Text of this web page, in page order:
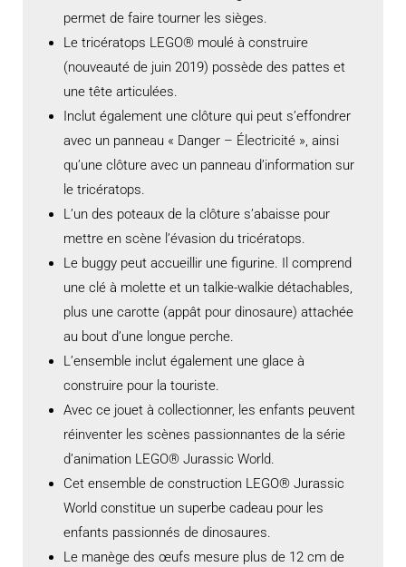
permet de faire tourner les sièges.
Le tricératops LEGO® moulé à construire
(nouveauté de juin 2019) possède des pattes et
une tête articulées.
Inclut également une clôture qui peut s’effondrer
avec un panneau « Danger – Électricité », ainsi
qu’une clôture avec un panneau d’information sur
le tricératops.
L’un des poteaux de la clôture s’abaisse pour
mettre en scène l’évasion du tricératops.
Le buggy peut accueillir une figurine. Il comprend
une clé à molette et un talkie-walkie détachables,
plus une carotte (appât pour dinosaure) attachée
au bout d’une longue perche.
L’ensemble inclut également une glace à
construire pour la touriste.
Avec ce jouet à collectionner, les enfants peuvent
réinventer les scènes passionnantes de la série
d’animation LEGO® Jurassic World.
Cet ensemble de construction LEGO® Jurassic
World constitue un superbe cadeau pour les
enfants passionnés de dinosaures.
Le manège des œufs mesure plus de 12 cm de